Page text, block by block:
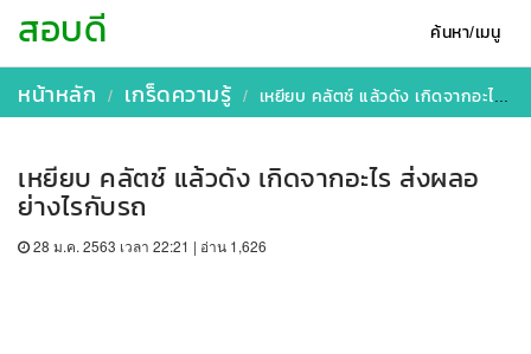
ค้นหา/เมนู
สอบดี
หน้าหลัก เกร็ดความรู้ เหยียบ คลัตช์ แล้วดัง เกิดจากอะไร ส่งผลอย่างไรกับรถ
เหยียบ คลัตช์ แล้วดัง เกิดจากอะไร ส่งผลอ
ย่างไรกับรถ
28 ม.ค. 2563 เวลา 22:21 | อ่าน 1,626